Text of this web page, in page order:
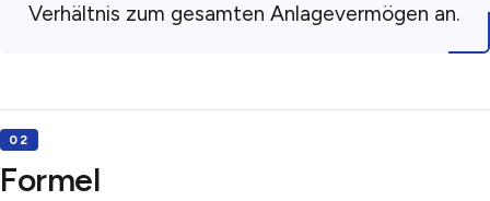
Verhältnis zum gesamten Anlagevermögen an.
Formel